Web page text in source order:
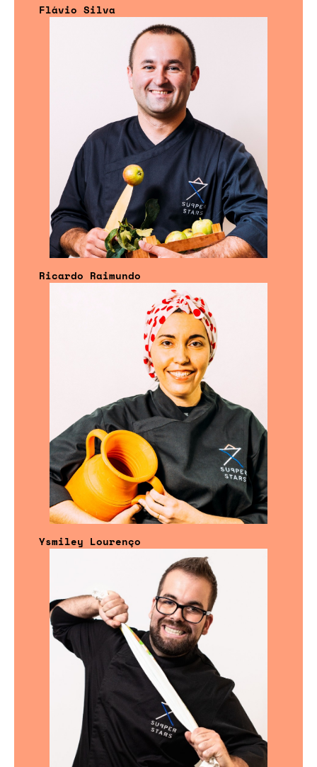
Flávio Silva
Ricardo Raimundo
Ysmiley Lourenço